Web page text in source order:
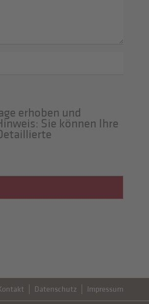
erhoben und
Sie können Ihre
Datenschutz Impressum